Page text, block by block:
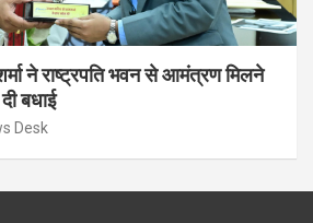
ने राष्ट्रपति भवन से आमंत्रण मिलने
बधाई
Desk